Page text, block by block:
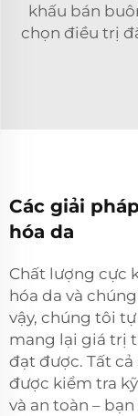
khấu bán
chọn điều trị
Các giải
hóa da
Chất lượng cực
hóa da và
vậy, chúng tôi
mang lại giá trị
đạt được. Tất
được kiểm tra
và an toàn –